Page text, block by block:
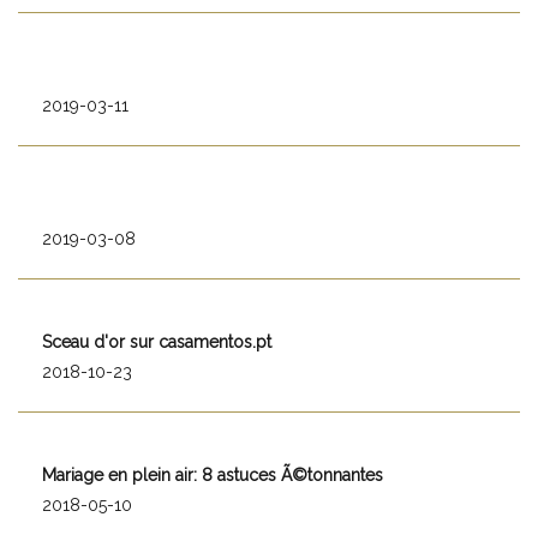
2019-03-11
2019-03-08
Sceau d'or sur casamentos.pt
2018-10-23
Mariage en plein air: 8 astuces Ã©tonnantes
2018-05-10